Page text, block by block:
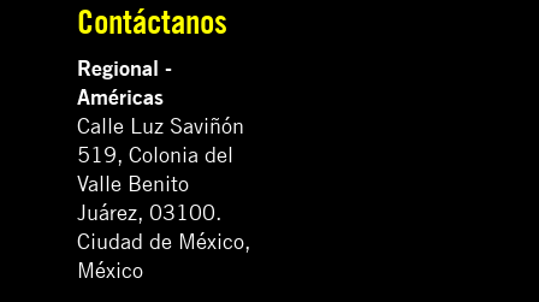
Contáctanos
Regional -
Américas
Calle Luz Saviñón
519, Colonia del
Valle Benito
Juárez, 03100.
Ciudad de México,
México